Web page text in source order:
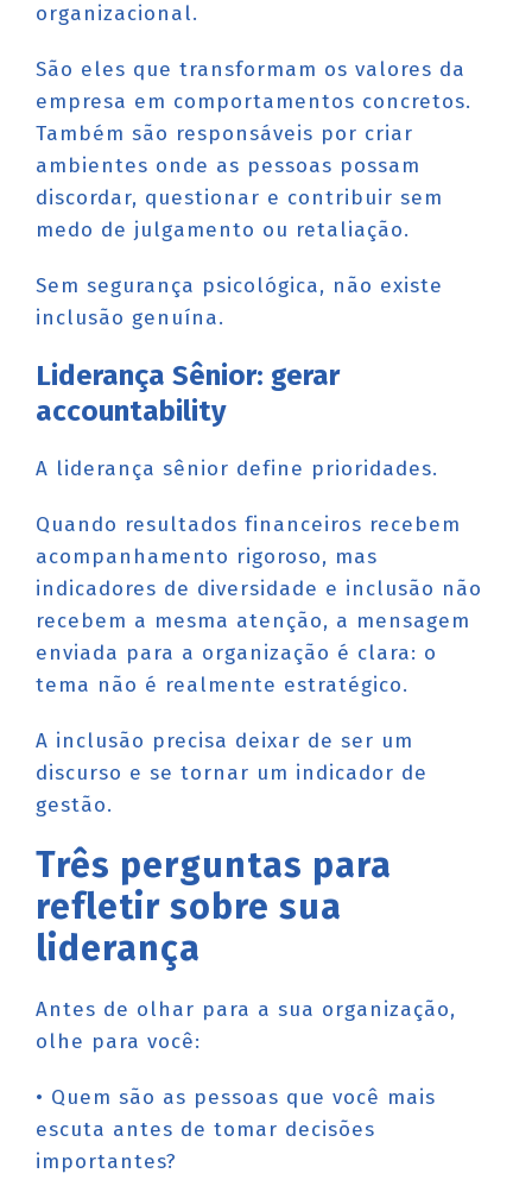
organizacional.
São eles que transformam os valores da
empresa em comportamentos concretos.
Também são responsáveis por criar
ambientes onde as pessoas possam
discordar, questionar e contribuir sem
medo de julgamento ou retaliação.
Sem segurança psicológica, não existe
inclusão genuína.
Liderança Sênior: gerar
accountability
A liderança sênior define prioridades.
Quando resultados financeiros recebem
acompanhamento rigoroso, mas
indicadores de diversidade e inclusão não
recebem a mesma atenção, a mensagem
enviada para a organização é clara: o
tema não é realmente estratégico.
A inclusão precisa deixar de ser um
discurso e se tornar um indicador de
gestão.
Três perguntas para
refletir sobre sua
liderança
Antes de olhar para a sua organização,
olhe para você:
• Quem são as pessoas que você mais
escuta antes de tomar decisões
importantes?